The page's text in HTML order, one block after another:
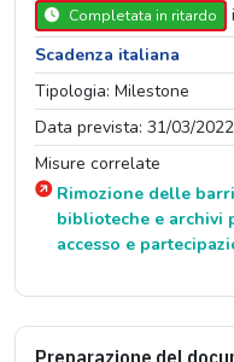
Completata in ritardo
Scadenza italiana
Tipologia: Milestone
Data prevista: 31/03/2022
Misure correlate
Rimozione delle
biblioteche e archivi
accesso e
Preparazione del